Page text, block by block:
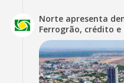
Norte apresenta
Ferrogrão, crédito